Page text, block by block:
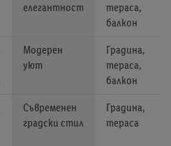
елегантност
тераса,
балкон
Модерен
уют
Градина,
тераса,
балкон
Съвременен
градски стил
Градина,
тераса